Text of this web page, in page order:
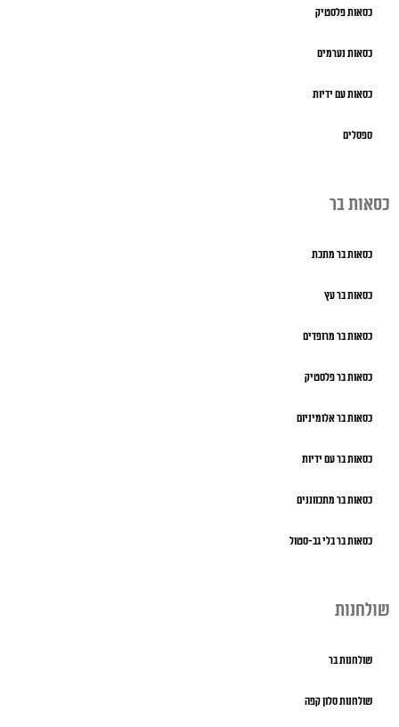
כסאות פלסטיק
כסאות נערמים
כסאות עם ידיות
ספסלים
כסאות בר
כסאות בר מתכת
כסאות בר עץ
כסאות בר מרופדים
כסאות בר פלסטיק
כסאות בר אלומיניום
כסאות בר עם ידיות
כסאות בר מתכווננים
כסאות בר בלי גב-סטול
שולחנות
שולחנות בר
שולחנות סלון קפה